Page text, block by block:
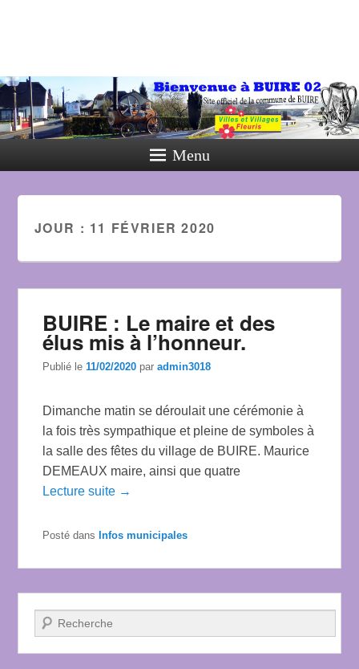
Menu
JOUR : 11 FÉVRIER 2020
BUIRE : Le maire et des
élus mis à l’honneur.
Publié le11/02/2020 paradmin3018
Dimanche matin se déroulait une cérémonie à
la fois très sympathique et pleine de symboles à
la salle des fêtes du village de BUIRE. Maurice
DEMEAUX maire, ainsi que quatre
Lecture suite →
Posté dans Infos municipales
Recherche